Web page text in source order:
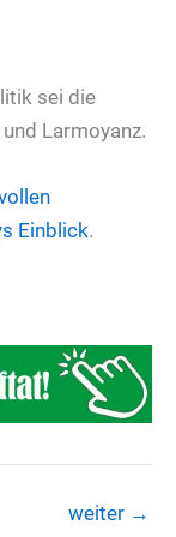
sei die
Larmoyanz.
Einblick.
weiter →